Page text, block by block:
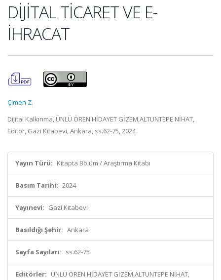
DİJİTAL TİCARET VE E-
İHRACAT
Çimen Z.
Dijital Kalkınma, ÜNLÜ ÖREN HİDAYET GİZEM,ALTUNTEPE NİHAT,
Editör, Gazi Kitabevi, Ankara, ss.62-75, 2024
Yayın Türü: Kitapta Bölüm / Araştırma Kitabı
Basım Tarihi: 2024
Yayınevi: Gazi Kitabevi
Basıldığı Şehir: Ankara
Sayfa Sayıları: ss.62-75
Editörler: ÜNLÜ ÖREN HİDAYET GİZEM,ALTUNTEPE NİHAT,